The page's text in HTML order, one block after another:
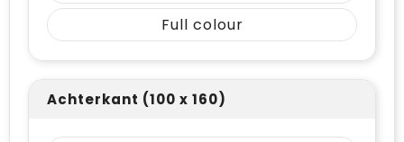
Full colour
Achterkant (100 x 160)